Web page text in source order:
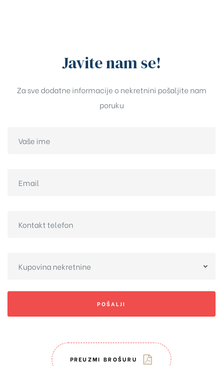
Javite nam se!
Za sve dodatne informacije o nekretnini pošaljite nam
poruku
POŠALJI
PREUZMI BROŠURU